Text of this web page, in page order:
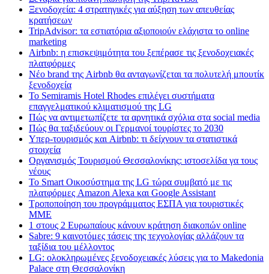
Ξενοδοχεία: 4 στρατηγικές για αύξηση των απευθείας
κρατήσεων
TripAdvisor: τα εστιατόρια αξιοποιούν ελάχιστα το online
marketing
Airbnb: η επισκεψιμότητα του ξεπέρασε τις ξενοδοχειακές
πλατφόρμες
Nέο brand της Airbnb θα ανταγωνίζεται τα πολυτελή μπουτίκ
ξενοδοχεία
Το Semiramis Hotel Rhodes επιλέγει συστήματα
επαγγελματικού κλιματισμού της LG
Πώς να αντιμετωπίζετε τα αρνητικά σχόλια στα social media
Πώς θα ταξιδεύουν οι Γερμανοί τουρίστες το 2030
Υπερ-τουρισμός και Airbnb: τι δείχνουν τα στατιστικά
στοιχεία
Οργανισμός Τουρισμού Θεσσαλονίκης: ιστοσελίδα γα τους
νέους
Το Smart Οικοσύστημα της LG τώρα συμβατό με τις
πλατφόρμες Amazon Alexa και Google Assistant
Τροποποίηση του προγράμματος ΕΣΠΑ για τουριστικές
ΜΜΕ
1 στους 2 Ευρωπαίους κάνουν κράτηση διακοπών online
Sabre: 9 καινοτόμες τάσεις της τεχνολογίας αλλάζουν τα
ταξίδια του μέλλοντος
LG: ολοκληρωμένες ξενοδοχειακές λύσεις για τo Makedonia
Palace στη Θεσσαλονίκη